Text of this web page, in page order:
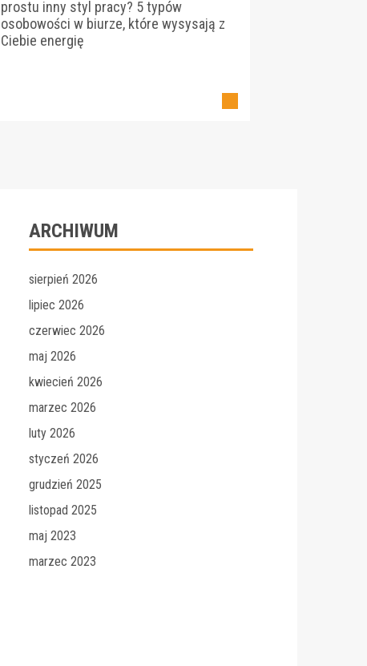
prostu inny styl pracy? 5 typów
osobowości w biurze, które wysysają z
Ciebie energię
ARCHIWUM
sierpień 2026
lipiec 2026
czerwiec 2026
maj 2026
kwiecień 2026
marzec 2026
luty 2026
styczeń 2026
grudzień 2025
listopad 2025
maj 2023
marzec 2023